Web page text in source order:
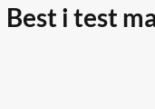
Best i test